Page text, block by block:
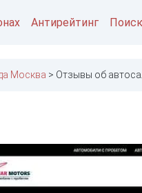
Антирейтинг Поиск
Москва Отзывы об